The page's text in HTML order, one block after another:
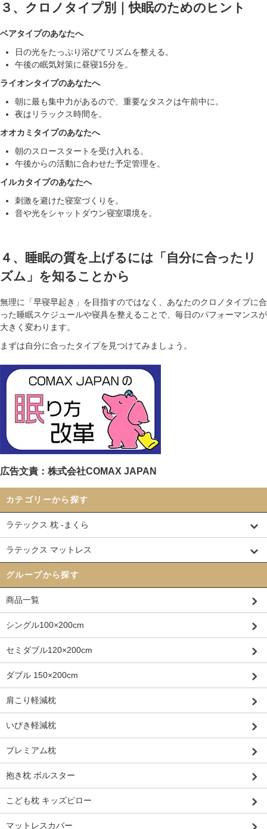
３、クロノタイプ別｜快眠のためのヒント
ベアタイプのあなたへ
日の光をたっぷり浴びてリズムを整える。
午後の眠気対策に昼寝15分を。
ライオンタイプのあなたへ
朝に最も集中力があるので、重要なタスクは午前中に。
夜はリラックス時間を。
オオカミタイプのあなたへ
朝のスロースタートを受け入れる。
午後からの活動に合わせた予定管理を。
イルカタイプのあなたへ
刺激を避けた寝室づくりを。
音や光をシャットダウン寝室環境を。
４、睡眠の質を上げるには「自分に合ったリ
ズム」を知ることから
無理に「早寝早起き」を目指すのではなく、あなたのクロノタイプに合
った睡眠スケジュールや寝具を整えることで、毎日のパフォーマンスが
大きく変わります。
まずは自分に合ったタイプを見つけてみましょう。
広告文責：株式会社COMAX JAPAN
カテゴリーから探す
ラテックス 枕 -まくら
ラテックス マットレス
グループから探す
商品一覧
シングル100×200cm
セミダブル120×200cm
ダブル 150×200cm
肩こり軽減枕
いびき軽減枕
プレミアム枕
抱き枕 ボルスター
こども枕 キッズピロー
マットレスカバー